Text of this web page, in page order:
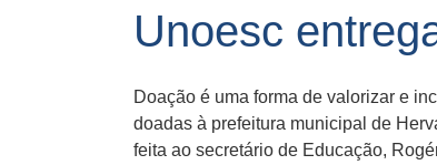
Unoesc
Doação é uma forma de valorizar e
doadas à prefeitura municipal de
feita ao secretário de Educação,